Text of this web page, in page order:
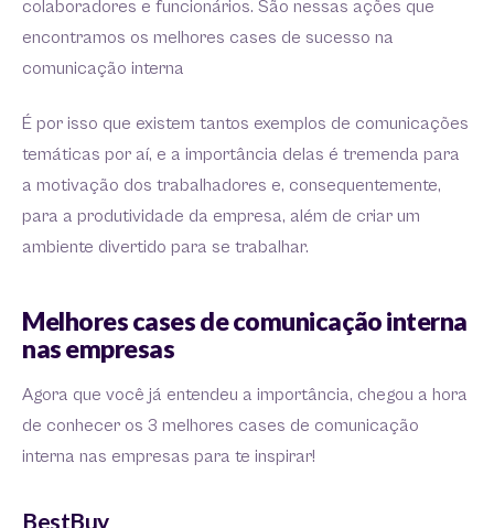
colaboradores e funcionários. São nessas ações que
encontramos os melhores cases de sucesso na
comunicação interna
É por isso que existem tantos exemplos de comunicações
temáticas por aí, e a importância delas é tremenda para
a motivação dos trabalhadores e, consequentemente,
para a produtividade da empresa, além de criar um
ambiente divertido para se trabalhar.
Melhores cases de comunicação interna
nas empresas
Agora que você já entendeu a importância, chegou a hora
de conhecer os 3 melhores cases de comunicação
interna nas empresas para te inspirar!
BestBuy